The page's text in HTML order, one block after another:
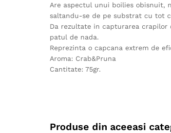
Are aspectul unui boilies obisnuit,
saltandu-se de pe substrat cu tot
Da rezultate in capturarea crapilor
patul de nada.
Reprezinta o capcana extrem de
Aroma: Crab&Pruna
Cantitate: 75gr.
Produse din aceeasi